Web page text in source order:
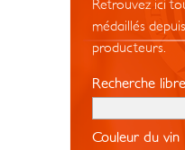
Retrouvez ici
médaillés
producteurs.
Recherche libre
Couleur du vin